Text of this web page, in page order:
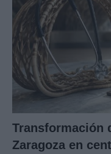
Transformación
Zaragoza en